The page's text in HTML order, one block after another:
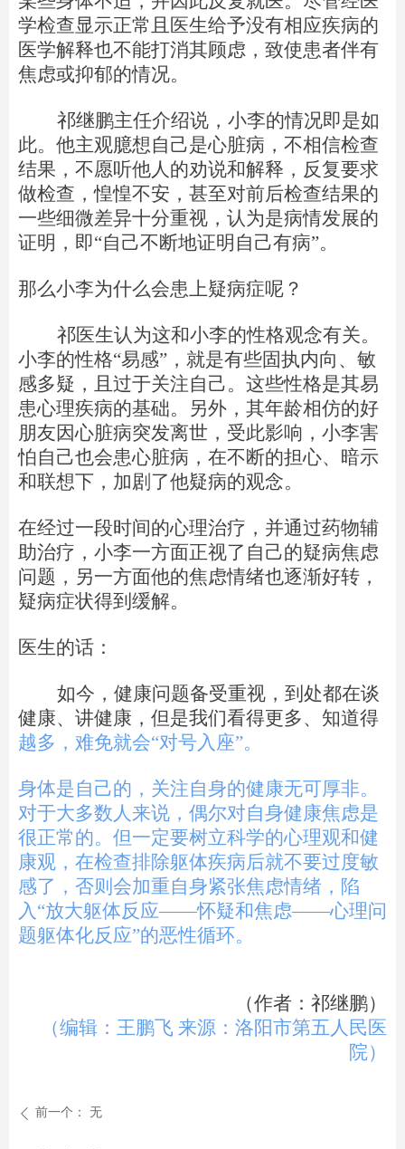
学检查显示正常且医生给予没有相应疾病的
医学解释也不能打消其顾虑，致使患者伴有
焦虑或抑郁的情况。
祁继鹏主任介绍说，小李的情况即是如
此。他主观臆想自己是心脏病，不相信检查
结果，不愿听他人的劝说和解释，反复要求
做检查，惶惶不安，甚至对前后检查结果的
一些细微差异十分重视，认为是病情发展的
证明，即“自己不断地证明自己有病”。
那么小李为什么会患上疑病症呢？
祁医生认为这和小李的性格观念有关。
小李的性格“易感”，就是有些固执内向、敏
感多疑，且过于关注自己。这些性格是其易
患心理疾病的基础。另外，其年龄相仿的好
朋友因心脏病突发离世，受此影响，小李害
怕自己也会患心脏病，在不断的担心、暗示
和联想下，加剧了他疑病的观念。
在经过一段时间的心理治疗，并通过药物辅
助治疗，小李一方面正视了自己的疑病焦虑
问题，另一方面他的焦虑情绪也逐渐好转，
疑病症状得到缓解。
医生的话：
如今，健康问题备受重视，到处都在谈
健康、讲健康，但是我们看得更多、知道得
越多，难免就会“对号入座”。
身体是自己的，关注自身的健康无可厚非。
对于大多数人来说，偶尔对自身健康焦虑是
很正常的。但一定要树立科学的心理观和健
康观，在检查排除躯体疾病后就不要过度敏
感了，否则会加重自身紧张焦虑情绪，陷
入“放大躯体反应——怀疑和焦虑——心理问
题躯体化反应”的恶性循环。
（作者：祁继鹏）
（编辑：王鹏飞 来源：洛阳市第五人民医
院）
ꄴ 前一个： 无